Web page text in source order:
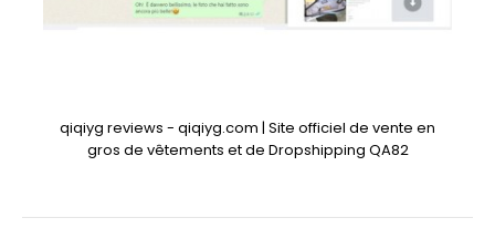
qiqiyg reviews - qiqiyg.com | Site officiel de vente en
gros de vêtements et de Dropshipping QA82